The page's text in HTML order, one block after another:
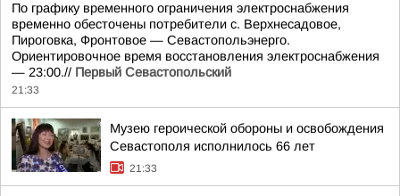
По графику временного ограничения электроснабжения
временно обесточены потребители с. Верхнесадовое,
Пироговка, Фронтовое — Севастопольэнерго.
Ориентировочное время восстановления электроснабжения
— 23:00.// Первый Севастопольский
21:33
Музею героической обороны и освобождения
Севастополя исполнилось 66 лет
21:33